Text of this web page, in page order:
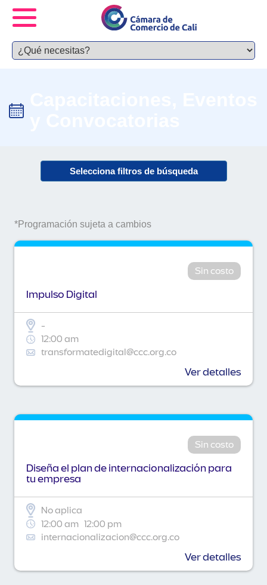
Selecciona filtros de búsqueda
*Programación sujeta a cambios
Sin costo
Impulso Digital
-
12:00 am
transformatedigital@ccc.org.co
Ver detalles
Sin costo
Diseña el plan de internacionalización para
tu empresa
No aplica
12:00 am 12:00 pm
internacionalizacion@ccc.org.co
Ver detalles